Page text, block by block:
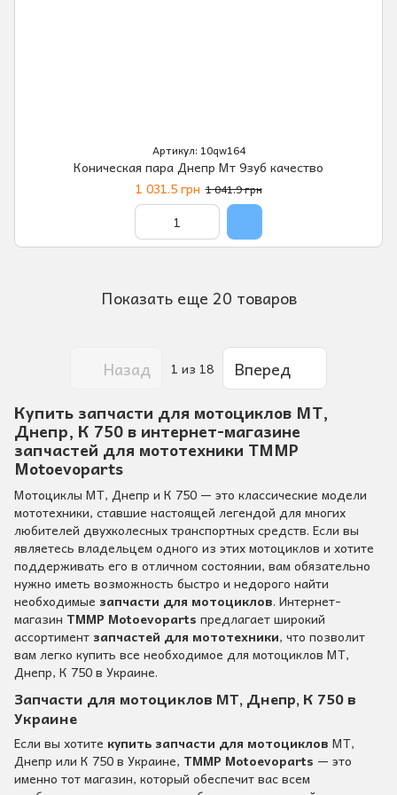
Артикул: 10qw164
Коническая пара Днепр Мт 9зуб качество
1 031.5 грн 1 041.9 грн
Показать еще 20 товаров
Назад 1 из 18
Вперед
Купить запчасти для мотоциклов МТ,
Днепр, К 750 в интернет-магазине
запчастей для мототехники TMMP
Motoevoparts
Мотоциклы МТ, Днепр и К 750 — это классические модели
мототехники, ставшие настоящей легендой для многих
любителей двухколесных транспортных средств. Если вы
являетесь владельцем одного из этих мотоциклов и хотите
поддерживать его в отличном состоянии, вам обязательно
нужно иметь возможность быстро и недорого найти
необходимые запчасти для мотоциклов. Интернет-
магазин TMMP Motoevoparts предлагает широкий
ассортимент запчастей для мототехники, что позволит
вам легко купить все необходимое для мотоциклов МТ,
Днепр, К 750 в Украине.
Запчасти для мотоциклов МТ, Днепр, К 750 в
Украине
Если вы хотите купить запчасти для мотоциклов МТ,
Днепр или К 750 в Украине, TMMP Motoevoparts — это
именно тот магазин, который обеспечит вас всем